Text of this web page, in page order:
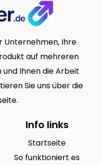
Unternehmen, Ihre
auf mehreren
Ihnen die Arbeit
Sie uns über die
Info links
Startseite
So funktioniert es